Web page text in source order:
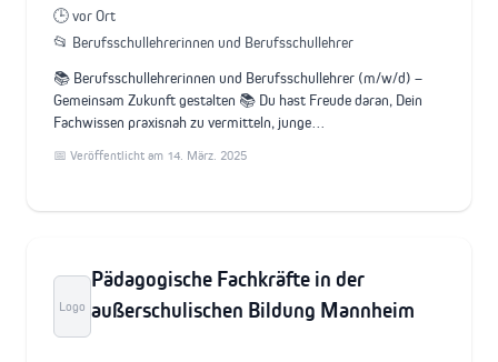
🕒 vor Ort
📂 Berufsschullehrerinnen und Berufsschullehrer
📚 Berufsschullehrerinnen und Berufsschullehrer (m/w/d) –
Gemeinsam Zukunft gestalten 📚 Du hast Freude daran, Dein
Fachwissen praxisnah zu vermitteln, junge…
📅 Veröffentlicht am 14. März. 2025
Logo
Pädagogische Fachkräfte in der
außerschulischen Bildung Mannheim